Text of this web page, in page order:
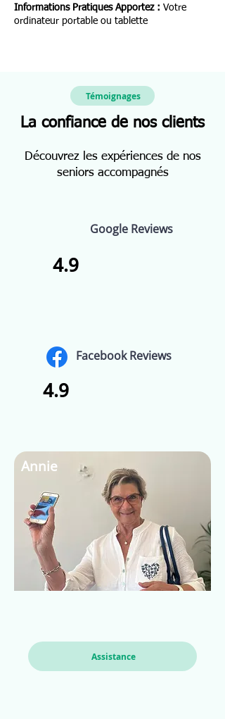
Informations Pratiques Apportez : Votre
ordinateur portable ou tablette
Témoignages
La confiance de nos clients
Découvrez les expériences de nos
seniors accompagnés
Google Reviews
4.9
Facebook Reviews
4.9
Annie
Assistance